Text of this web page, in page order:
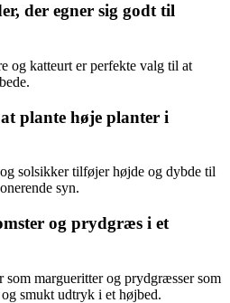
der egner sig godt til
og katteurt er perfekte valg til at
plante høje planter i
solsikker tilføjer højde og dybde til
syn.
og prydgræs i et
som margueritter og prydgræsser som
smukt udtryk i et højbed.